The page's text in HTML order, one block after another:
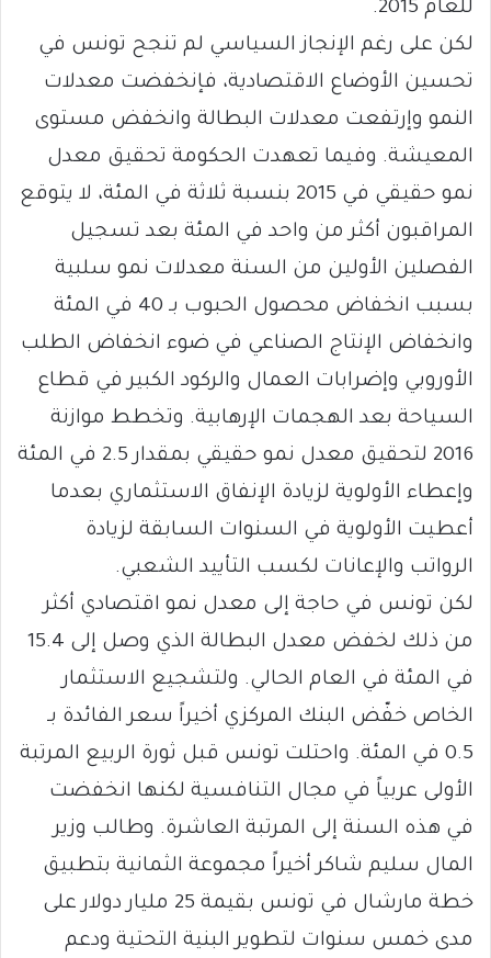
للعام 2015.
لكن على رغم الإنجاز السياسي لم تنجح تونس في
تحسين الأوضاع الاقتصادية، فإنخفضت معدلات
النمو وإرتفعت معدلات البطالة وانخفض مستوى
المعيشة. وفيما تعهدت الحكومة تحقيق معدل
نمو حقيقي في 2015 بنسبة ثلاثة في المئة، لا يتوقع
المراقبون أكثر من واحد في المئة بعد تسجيل
الفصلين الأولين من السنة معدلات نمو سلبية
بسبب انخفاض محصول الحبوب بـ 40 في المئة
وانخفاض الإنتاج الصناعي في ضوء انخفاض الطلب
الأوروبي وإضرابات العمال والركود الكبير في قطاع
السياحة بعد الهجمات الإرهابية. وتخطط موازنة
2016 لتحقيق معدل نمو حقيقي بمقدار 2.5 في المئة
وإعطاء الأولوية لزيادة الإنفاق الاستثماري بعدما
أعطيت الأولوية في السنوات السابقة لزيادة
الرواتب والإعانات لكسب التأييد الشعبي.
لكن تونس في حاجة إلى معدل نمو اقتصادي أكثر
من ذلك لخفض معدل البطالة الذي وصل إلى 15.4
في المئة في العام الحالي. ولتشجيع الاستثمار
الخاص خفّض البنك المركزي أخيراً سعر الفائدة بـ
0.5 في المئة. واحتلت تونس قبل ثورة الربيع المرتبة
الأولى عربياً في مجال التنافسية لكنها انخفضت
في هذه السنة إلى المرتبة العاشرة. وطالب وزير
المال سليم شاكر أخيراً مجموعة الثمانية بتطبيق
خطة مارشال في تونس بقيمة 25 مليار دولار على
مدى خمس سنوات لتطوير البنية التحتية ودعم